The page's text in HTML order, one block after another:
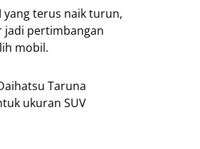
yang terus naik turun,
jadi pertimbangan
mobil.
Taruna
ukuran SUV